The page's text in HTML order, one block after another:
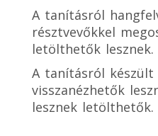
A tanításról
résztvevőkkel
letölthetők lesznek.
A tanításról készült
visszanézhetők
lesznek letölthetők.